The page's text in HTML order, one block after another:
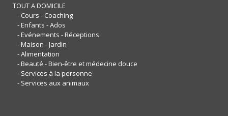
TOUT A DOMICILE
- Cours - Coaching
- Enfants - Ados
- Evénements - Réceptions
- Maison - Jardin
- Alimentation
- Beauté - Bien-être et médecine douce
- Services à la personne
- Services aux animaux